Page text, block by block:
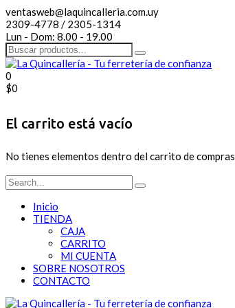
ventasweb@laquincalleria.com.uy
2309-4778 / 2305-1314
Lun - Dom: 8.00 - 19.00
0
$0
El carrito está vacío
No tienes elementos dentro del carrito de compras
Inicio
TIENDA
CAJA
CARRITO
MI CUENTA
SOBRE NOSOTROS
CONTACTO